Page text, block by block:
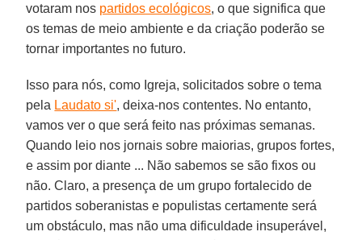
votaram nos partidos ecológicos, o que significa que
os temas de meio ambiente e da criação poderão se
tornar importantes no futuro.
Isso para nós, como Igreja, solicitados sobre o tema
pela Laudato si', deixa-nos contentes. No entanto,
vamos ver o que será feito nas próximas semanas.
Quando leio nos jornais sobre maiorias, grupos fortes,
e assim por diante ... Não sabemos se são fixos ou
não. Claro, a presença de um grupo fortalecido de
partidos soberanistas e populistas certamente será
um obstáculo, mas não uma dificuldade insuperável,